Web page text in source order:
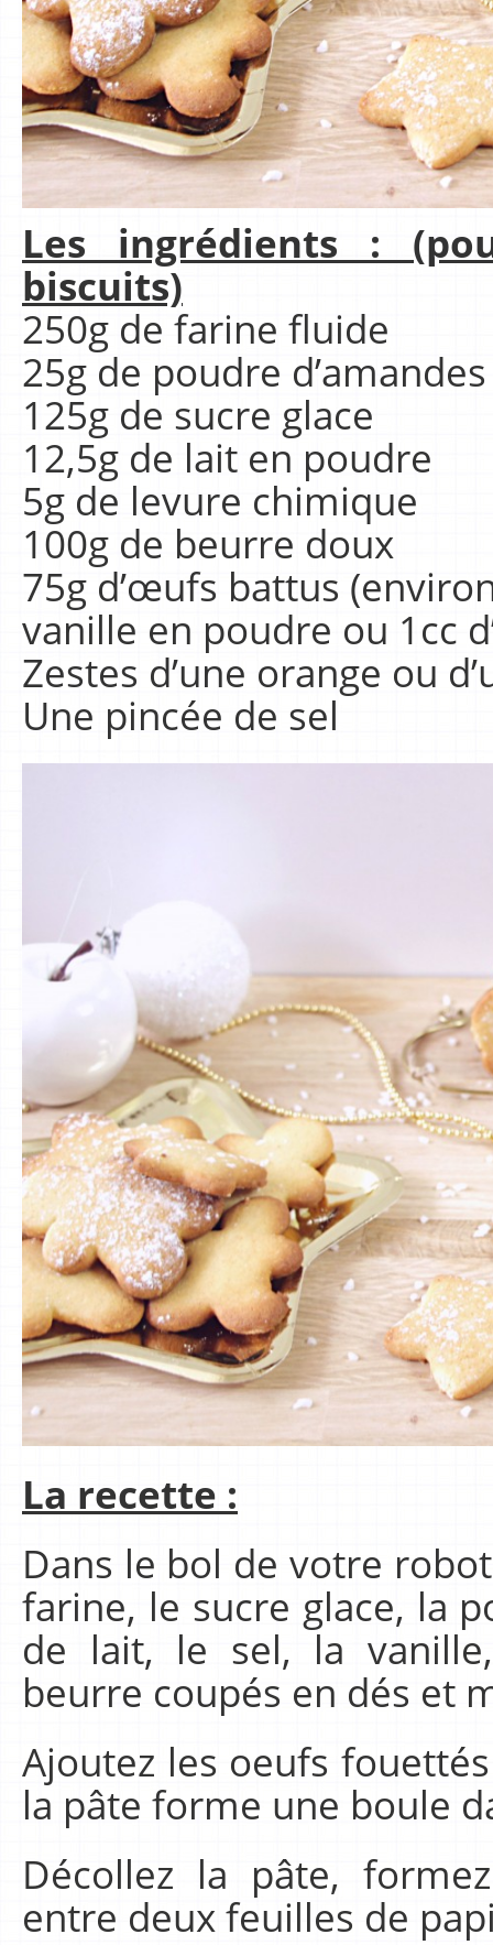
Les ingrédients :
biscuits)
250g de farine fluide
25g de poudre d’amandes
125g de sucre glace
12,5g de lait en poudre
5g de levure chimique
100g de beurre doux
75g d’œufs battus
vanille en poudre ou 1cc
Zestes d’une orange ou
Une pincée de sel
La recette :
Dans le bol de votre
farine, le sucre glace, la
de lait, le sel, la
beurre coupés en dés et
Ajoutez les oeufs
la pâte forme une boule
Décollez la pâte,
entre deux feuilles de